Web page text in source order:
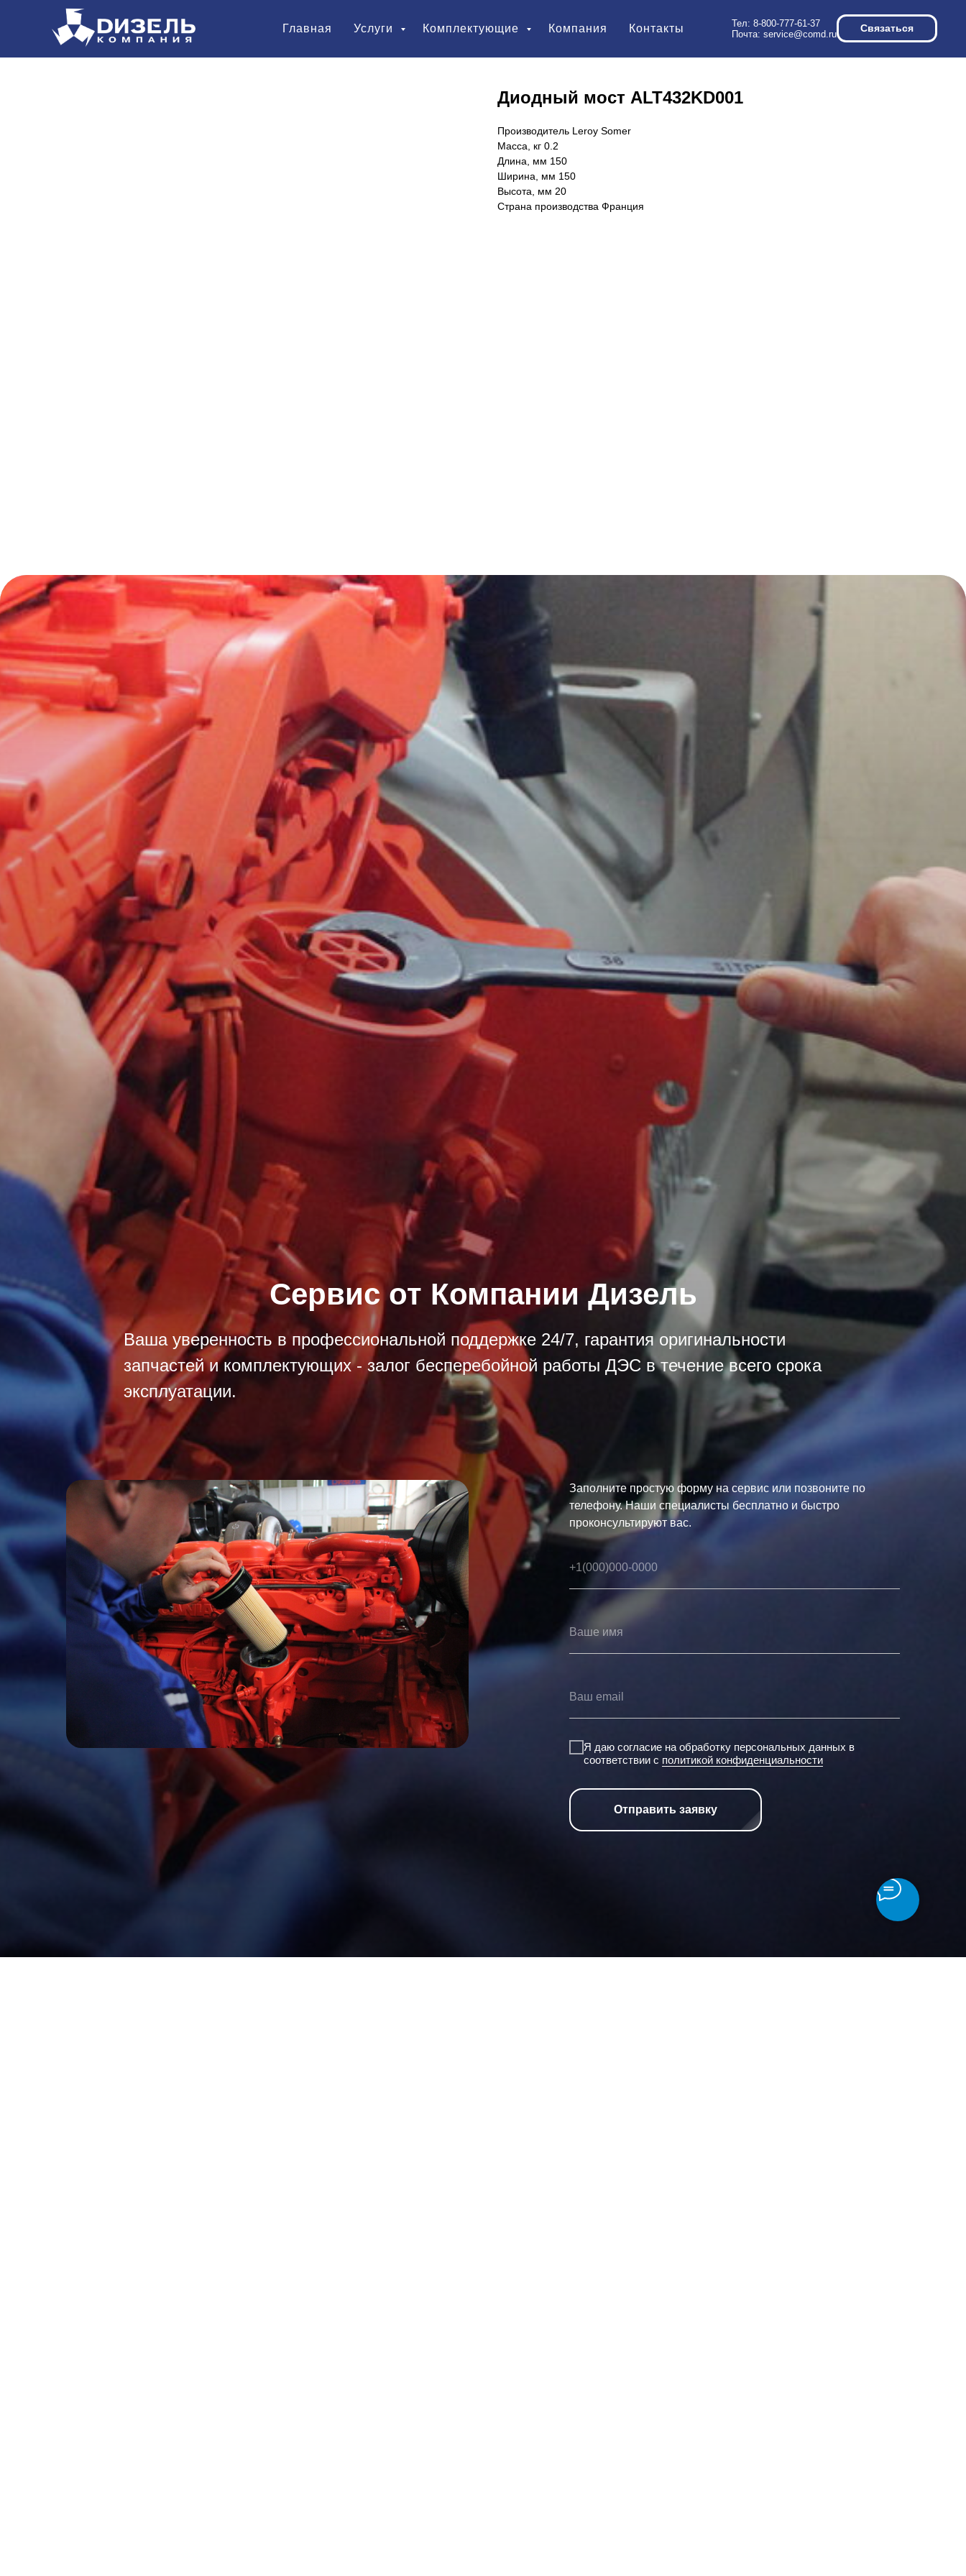
Главная Услуги Комплектующие Компания Контакты Тел: 8-800-777-61-37
Почта: service@comd.ru Связаться
Диодный мост ALT432KD001
Производитель Leroy Somer
Масса, кг 0.2
Длина, мм 150
Ширина, мм 150
Высота, мм 20
Страна производства Франция
Сервис от Компании Дизель
Ваша уверенность в профессиональной поддержке 24/7, гарантия оригинальности
запчастей и комплектующих - залог бесперебойной работы ДЭС в течение всего срока
эксплуатации.
Заполните простую форму на сервис или позвоните по
телефону. Наши специалисты бесплатно и быстро
проконсультируют вас.
Я даю согласие на обработку персональных данных в
соответствии с политикой конфиденциальности
Отправить заявку